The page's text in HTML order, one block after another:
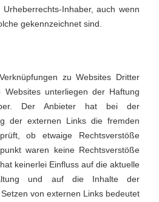
Inhaber, auch wenn
gekennzeichnet sind.
zu Websites Dritter
Websites unterliegen der Haftung
Der Anbieter hat bei der
der externen Links die fremden
ob etwaige Rechtsverstöße
waren keine Rechtsverstöße
keinerlei Einfluss auf die aktuelle
und auf die Inhalte der
von externen Links bedeutet